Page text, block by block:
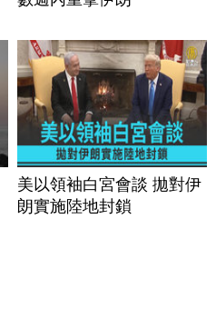
美以領袖白宮會談 拋對伊
朗實施陸地封鎖